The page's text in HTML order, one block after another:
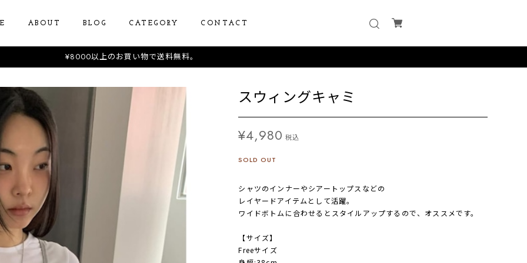
ABOUT BLOG CATEGORY CONTACT
¥8000以上のお買い物で送料無料。
スウィングキャミ
¥4,980 税込
SOLD OUT
シャツのインナーやシアートップスなどの
レイヤードアイテムとして活躍。
ワイドボトムに合わせるとスタイルアップするので、オススメです。
【サイズ】
Freeサイズ